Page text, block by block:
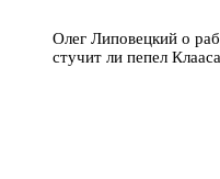
Олег Липовецкий о
стучит ли пепел